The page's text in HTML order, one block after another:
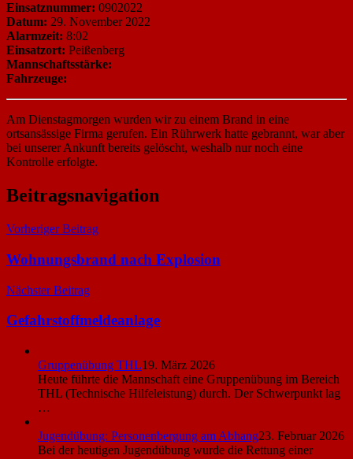
Einsatznummer: 0902022
Datum: 29. November 2022
Alarmzeit: 8:02
Einsatzort: Peißenberg
Mannschaftsstärke:
Fahrzeuge:
Am Dienstagmorgen wurden wir zu einem Brand in eine
ortsansässige Firma gerufen. Ein Rührwerk hatte gebrannt, war aber
bei unserer Ankunft bereits gelöscht, weshalb nur noch eine
Kontrolle erfolgte.
Beitragsnavigation
Vorheriger Beitrag
Wohnungsbrand nach Explosion
Nächster Beitrag
Gefahrstoffmeldeanlage
Gruppenübung THL19. März 2026
Heute führte die Mannschaft eine Gruppenübung im Bereich
THL (Technische Hilfeleistung) durch. Der Schwerpunkt lag
…
Jugendübung: Personenbergung am Abhang23. Februar 2026
Bei der heutigen Jugendübung wurde die Rettung einer